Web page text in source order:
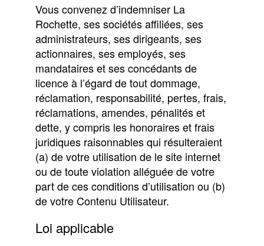
Vous convenez d’indemniser La
Rochette, ses sociétés affiliées, ses
administrateurs, ses dirigeants, ses
actionnaires, ses employés, ses
mandataires et ses concédants de
licence à l’égard de tout dommage,
réclamation, responsabilité, pertes, frais,
réclamations, amendes, pénalités et
dette, y compris les honoraires et frais
juridiques raisonnables qui résulteraient
(a) de votre utilisation de le site internet
ou de toute violation alléguée de votre
part de ces conditions d’utilisation ou (b)
de votre Contenu Utilisateur.
Loi applicable